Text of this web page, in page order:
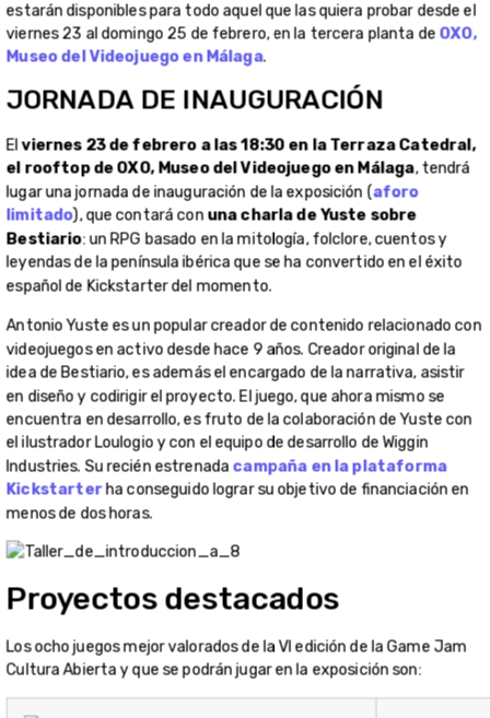
estarán disponibles para todo aquel que las quiera probar desde el
viernes 23 al domingo 25 de febrero, en la tercera planta de OXO,
Museo del Videojuego en Málaga.
JORNADA DE INAUGURACIÓN
Elviernes 23 de febrero a las 18:30 en la Terraza Catedral,
el rooftop de OXO, Museo del Videojuego en Málaga, tendrá
lugar una jornada de inauguración de la exposición (aforo
limitado), que contará con una charla de Yuste sobre
Bestiario: un RPG basado en la mitología, folclore, cuentos y
leyendas de la península ibérica que se ha convertido en el éxito
español de Kickstarter del momento.
Antonio Yuste es un popular creador de contenido relacionado con
videojuegos en activo desde hace 9 años. Creador original de la
idea de Bestiario, es además el encargado de la narrativa, asistir
en diseño y codirigir el proyecto. El juego, que ahora mismo se
encuentra en desarrollo, es fruto de la colaboración de Yuste con
el ilustrador Loulogio y con el equipo de desarrollo de Wiggin
Industries. Su recién estrenada campaña en la plataforma
Kickstarterha conseguido lograr su objetivo de financiación en
menos de dos horas.
Proyectos destacados
Los ocho juegos mejor valorados de la VI edición de la Game Jam
Cultura Abierta y que se podrán jugar en la exposición son: